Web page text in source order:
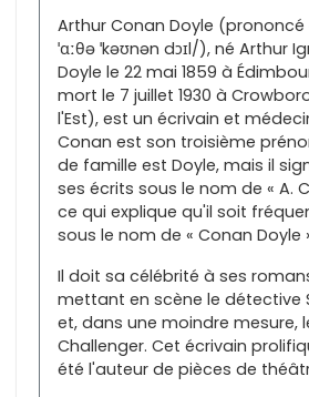
Arthur Conan Doyle
ˈɑːθə ˈkəʊnən dɔɪl/), né Arthur
Doyle le 22 mai 1859 à
mort le 7 juillet 1930 à
l'Est), est un écrivain et
Conan est son troisième
de famille est Doyle, mais il
ses écrits sous le nom de « A.
ce qui explique qu'il soit
sous le nom de « Conan Doyle
Il doit sa célébrité à ses
mettant en scène le détective
et, dans une moindre mesure,
Challenger. Cet écrivain
été l'auteur de pièces de